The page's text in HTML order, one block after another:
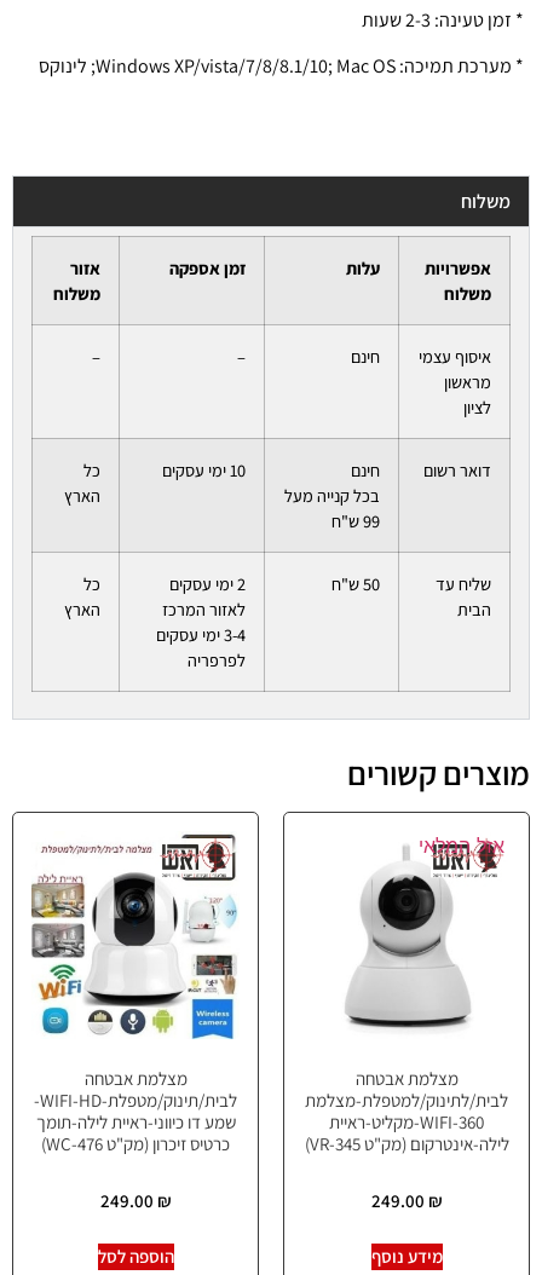
* זמן טעינה: 2-3 שעות
* מערכת תמיכה: Windows XP/vista/7/8/8.1/10; Mac OS; לינוקס
משלוח
אפשרויות
משלוח
עלות זמן אספקה
אזור
משלוח
איסוף עצמי
מראשון
לציון
חינם –
–
דואר רשום
חינם
בכל קנייה מעל
99 ש"ח
10 ימי עסקים
כל
הארץ
שליח עד
הבית
50 ש"ח
2 ימי עסקים
לאזור המרכז
3-4 ימי עסקים
לפרפריה
כל
הארץ
מוצרים קשורים
אזל המלאי
מצלמת אבטחה
לבית/לתינוק/למטפלת-מצלמת
360-WIFI-מקליט-ראיית
לילה-אינטרקום (מק"ט VR-345)
249.00 ₪
מידע נוסף
מצלמת אבטחה
לבית/תינוק/מטפלת-WIFI-HD-
שמע דו כיווני-ראיית לילה-תומך
כרטיס זיכרון (מק"ט WC-476)
249.00 ₪
הוספה לסל